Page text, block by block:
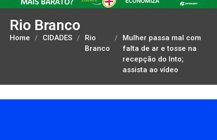
Rio Branco
Home / CIDADES /
Rio
Branco
/
Mulher passa mal com
falta de ar e tosse na
recepção do Into;
assista ao vídeo